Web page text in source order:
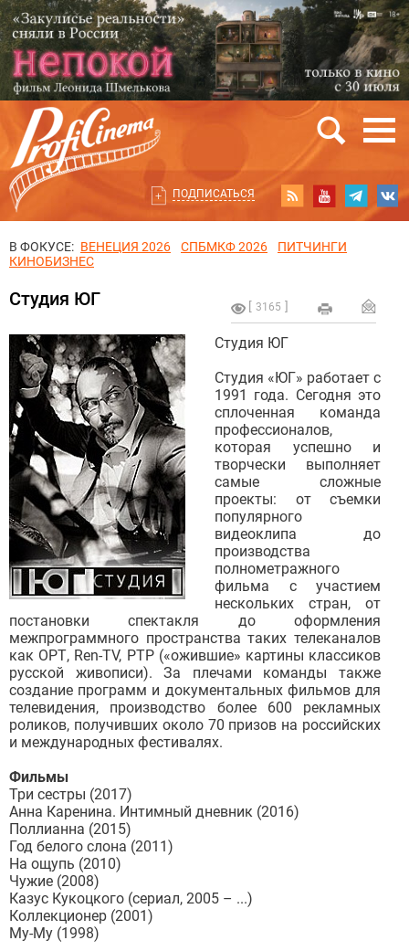
ПОДПИСАТЬСЯ
В ФОКУСЕ: ВЕНЕЦИЯ 2026 СПБМКФ 2026
ПИТЧИНГИ
КИНОБИЗНЕС
3165
Студия ЮГ
Студия ЮГ
Студия «ЮГ» работает с
1991 года. Сегодня это
сплоченная команда
профессионалов,
которая успешно и
творчески выполняет
самые сложные
проекты: от съемки
популярного
видеоклипа до
производства
полнометражного
фильма с участием
нескольких стран, от
постановки спектакля до оформления
межпрограммного пространства таких телеканалов
как ОРТ, Ren-TV, РТР («ожившие» картины классиков
русской живописи). За плечами команды также
создание программ и документальных фильмов для
телевидения, производство более 600 рекламных
роликов, получивших около 70 призов на российских
и международных фестивалях.
Фильмы
Три сестры (2017)
Анна Каренина. Интимный дневник (2016)
Поллианна (2015)
Год белого слона (2011)
На ощупь (2010)
Чужие (2008)
Казус Кукоцкого (сериал, 2005 – ...)
Коллекционер (2001)
Му-Му (1998)